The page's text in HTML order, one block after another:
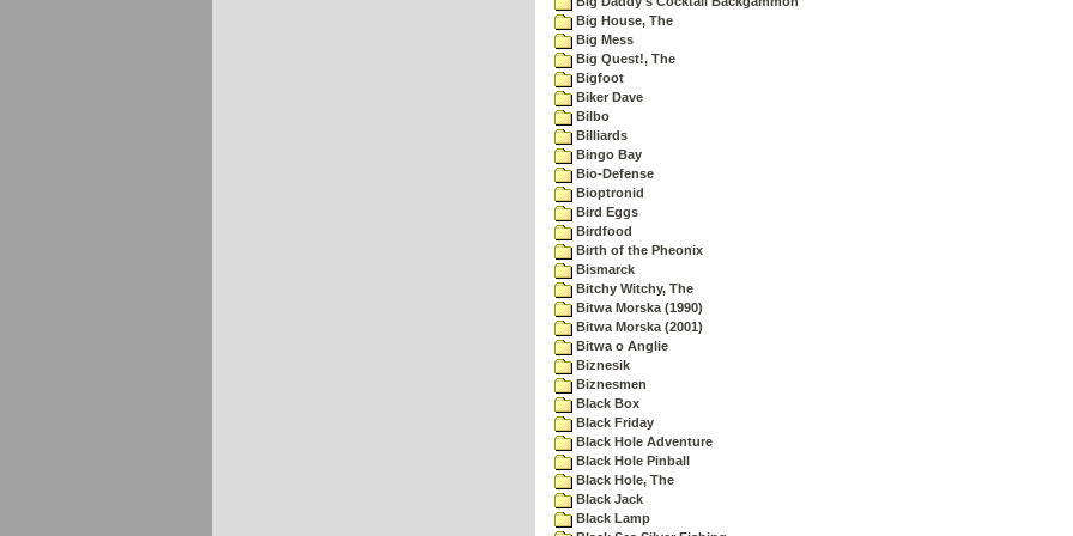
Big House, The
Big Mess
Big Quest!, The
Bigfoot
Biker Dave
Bilbo
Billiards
Bingo Bay
Bio-Defense
Bioptronid
Bird Eggs
Birdfood
Birth of the Pheonix
Bismarck
Bitchy Witchy, The
Bitwa Morska (1990)
Bitwa Morska (2001)
Bitwa o Anglie
Biznesik
Biznesmen
Black Box
Black Friday
Black Hole Adventure
Black Hole Pinball
Black Hole, The
Black Jack
Black Lamp